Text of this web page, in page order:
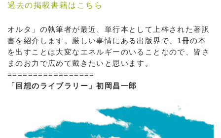
過去の掲載書籍はこちら
オルタ」の執筆者が最近、単行本として上梓された著訳
書を紹介します。厳しい事情にある出版界で、1冊の本
を出すことは大変なエネルギーのいることなので、皆さ
まのお力で広めて戴きたいと思います。
=================
「回想のライブラリー」初岡昌一郎